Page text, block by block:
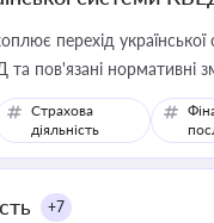
перехід української
пов'язані нормативні
Страхова
діяльність
+7